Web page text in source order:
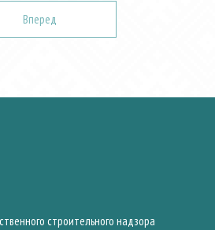
Вперед
строительного надзора